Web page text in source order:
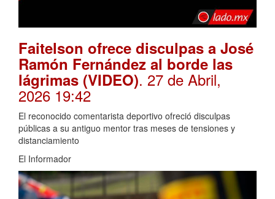
Faitelson ofrece disculpas a José
Ramón Fernández al borde las
lágrimas (VIDEO). 27 de Abril,
2026 19:42
El reconocido comentarista deportivo ofreció disculpas
públicas a su antiguo mentor tras meses de tensiones y
distanciamiento
El Informador